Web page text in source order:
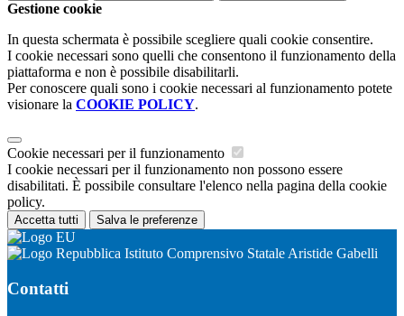
Gestione cookie
In questa schermata è possibile scegliere quali cookie consentire.
I cookie necessari sono quelli che consentono il funzionamento della
piattaforma e non è possibile disabilitarli.
Per conoscere quali sono i cookie necessari al funzionamento potete
visionare la COOKIE POLICY.
Cookie necessari per il funzionamento
I cookie necessari per il funzionamento non possono essere
disabilitati. È possibile consultare l'elenco nella pagina della cookie
policy.
Accetta tutti Salva le preferenze
Istituto Comprensivo Statale Aristide Gabelli
Contatti